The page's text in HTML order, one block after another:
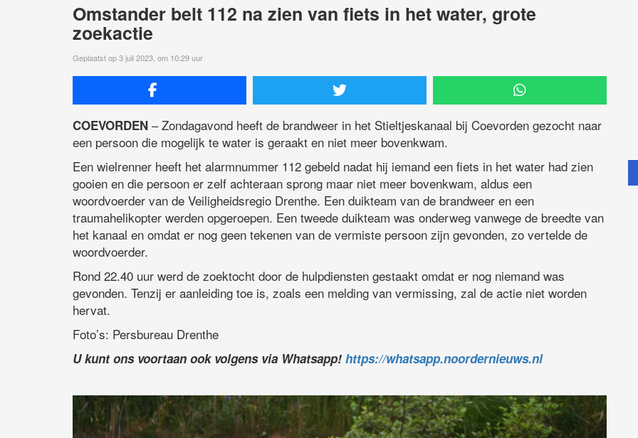
Omstander belt 112 na zien van fiets in het water, grote
zoekactie
Geplaatst op 3 juli 2023, om 10:29 uur
COEVORDEN – Zondagavond heeft de brandweer in het Stieltjeskanaal bij Coevorden gezocht naar
een persoon die mogelijk te water is geraakt en niet meer bovenkwam.
Een wielrenner heeft het alarmnummer 112 gebeld nadat hij iemand een fiets in het water had zien
gooien en die persoon er zelf achteraan sprong maar niet meer bovenkwam, aldus een
woordvoerder van de Veiligheidsregio Drenthe. Een duikteam van de brandweer en een
traumahelikopter werden opgeroepen. Een tweede duikteam was onderweg vanwege de breedte van
het kanaal en omdat er nog geen tekenen van de vermiste persoon zijn gevonden, zo vertelde de
woordvoerder.
Rond 22.40 uur werd de zoektocht door de hulpdiensten gestaakt omdat er nog niemand was
gevonden. Tenzij er aanleiding toe is, zoals een melding van vermissing, zal de actie niet worden
hervat.
Foto’s: Persbureau Drenthe
U kunt ons voortaan ook volgens via Whatsapp! https://whatsapp.noordernieuws.nl